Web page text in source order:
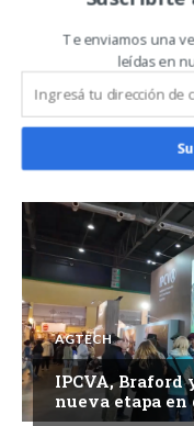
TRAZA: crean
mejorar la
AGTECH
IPCVA, Braford
nueva etapa
Te enviamos una
leídas en